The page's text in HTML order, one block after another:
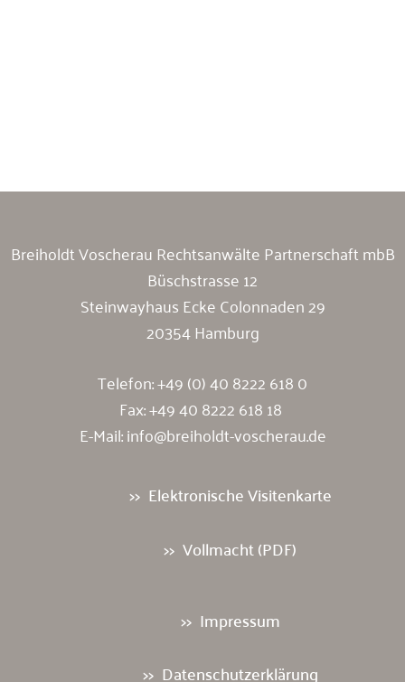
Breiholdt Voscherau Rechtsanwälte Partnerschaft mbB
Büschstrasse 12
Steinwayhaus Ecke Colonnaden 29
20354 Hamburg
Telefon:+49 (0) 40 8222 618 0
Fax: +49 40 8222 618 18
E-Mail:info@breiholdt-voscherau.de
Elektronische Visitenkarte
Vollmacht (PDF)
Impressum
Datenschutzerklärung